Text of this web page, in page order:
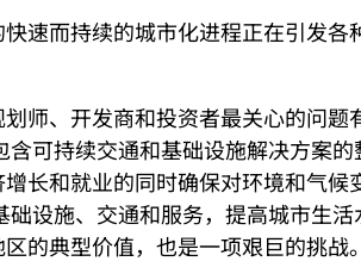
速而持续的城市化进程正在引发
师、开发商和投资者最关心的问
可持续交通和基础设施解决方案
长和就业的同时确保对环境和气
设施、交通和服务，提高城市生
的典型价值，也是一项艰巨的挑战。